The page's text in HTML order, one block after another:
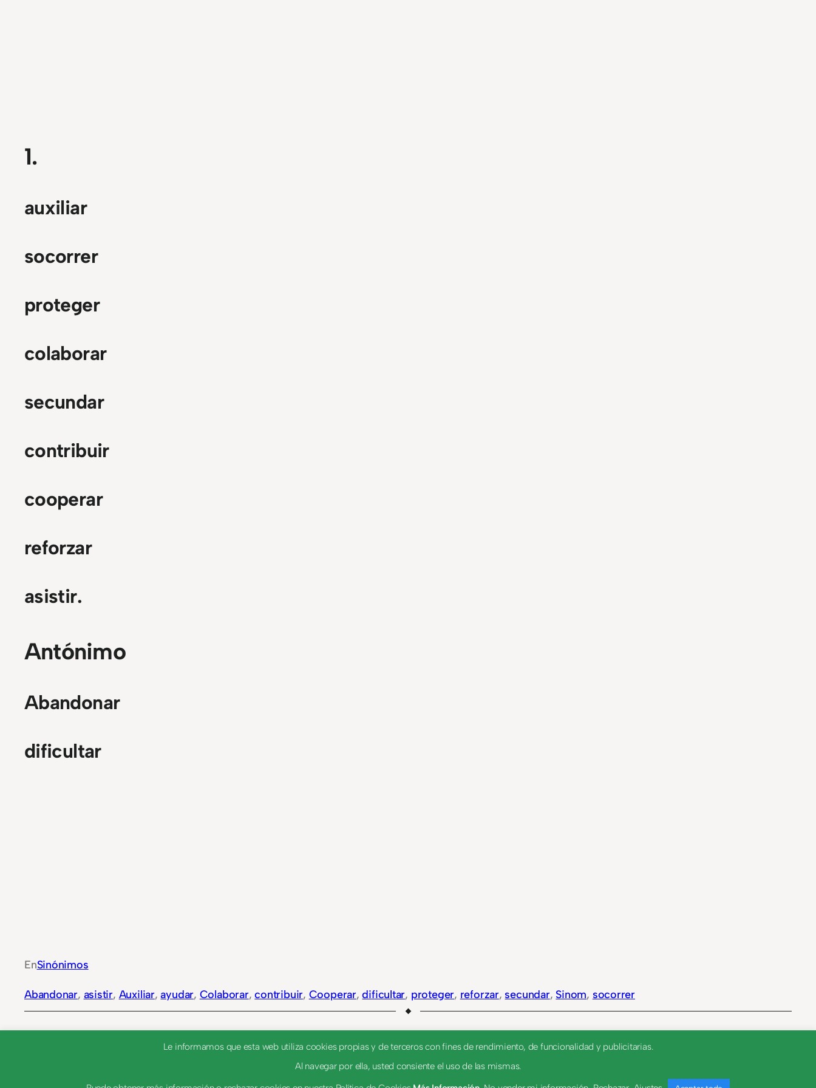
1.
auxiliar
socorrer
proteger
colaborar
secundar
contribuir
cooperar
reforzar
asistir.
Antónimo
Abandonar
dificultar
EnSinónimos
Abandonar, asistir, Auxiliar, ayudar, Colaborar, contribuir, Cooperar, dificultar, proteger, reforzar, secundar, Sinom, socorrer
Le informamos que esta web utiliza cookies propias y de terceros con fines de rendimiento, de funcionalidad y publicitarias.
Al navegar por ella, usted consiente el uso de las mismas.